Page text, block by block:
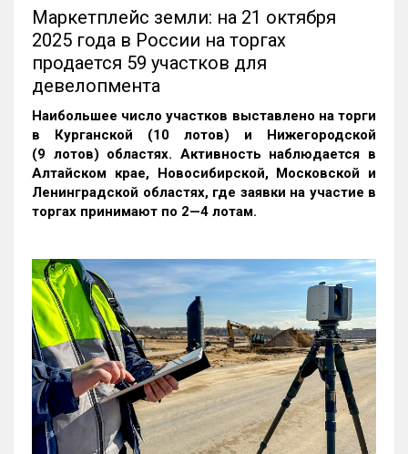
Маркетплейс земли: на 21 октября
2025 года в России на торгах
продается 59 участков для
девелопмента
Наибольшее число участков выставлено на торги
в Курганской (10 лотов) и Нижегородской
(9 лотов) областях. Активность наблюдается в
Алтайском крае, Новосибирской, Московской и
Ленинградской областях, где заявки на участие в
торгах принимают по 2—4 лотам.